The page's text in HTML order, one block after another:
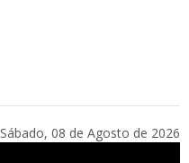
Sábado, 08 de Agosto de 2026